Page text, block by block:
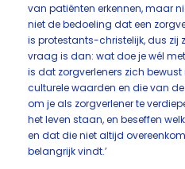
van patiënten erkennen, maar
niet de bedoeling dat een
is protestants-christelijk, dus zij
vraag is dan: wat doe je wél
is dat zorgverleners zich
culturele waarden en die van
om je als zorgverlener te
het leven staan, en beseffen
en dat die niet altijd
belangrijk vindt.’